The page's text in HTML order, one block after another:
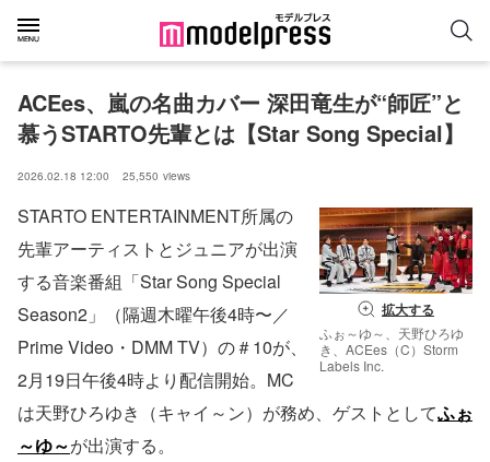
ACEes、嵐の名曲カバー 深田竜生が“師匠”と
慕うSTARTO先輩とは【Star Song Special】
2026.02.18 12:00 25,550 views
拡大する
ふぉ～ゆ～、天野ひろゆ
き、ACEes（C）Storm
Labels Inc.
STARTO ENTERTAINMENT所属の
先輩アーティストとジュニアが出演
する音楽番組「Star Song Special
Season2」（隔週木曜午後4時〜／
Prime Video・DMM TV）の＃10が、
2月19日午後4時より配信開始。MC
は天野ひろゆき（キャイ～ン）が務め、ゲストとしてふぉ
～ゆ～が出演する。